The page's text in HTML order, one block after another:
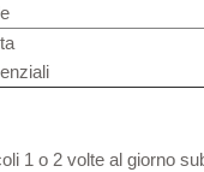
1 o 2 volte al giorno